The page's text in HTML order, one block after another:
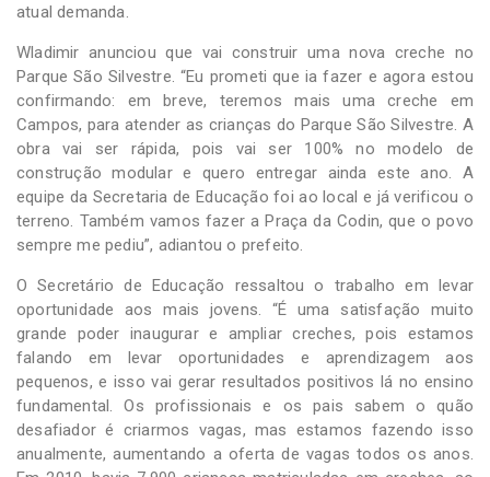
atual demanda.
Wladimir anunciou que vai construir uma nova creche no
Parque São Silvestre. “Eu prometi que ia fazer e agora estou
confirmando: em breve, teremos mais uma creche em
Campos, para atender as crianças do Parque São Silvestre. A
obra vai ser rápida, pois vai ser 100% no modelo de
construção modular e quero entregar ainda este ano. A
equipe da Secretaria de Educação foi ao local e já verificou o
terreno. Também vamos fazer a Praça da Codin, que o povo
sempre me pediu”, adiantou o prefeito.
O Secretário de Educação ressaltou o trabalho em levar
oportunidade aos mais jovens. “É uma satisfação muito
grande poder inaugurar e ampliar creches, pois estamos
falando em levar oportunidades e aprendizagem aos
pequenos, e isso vai gerar resultados positivos lá no ensino
fundamental. Os profissionais e os pais sabem o quão
desafiador é criarmos vagas, mas estamos fazendo isso
anualmente, aumentando a oferta de vagas todos os anos.